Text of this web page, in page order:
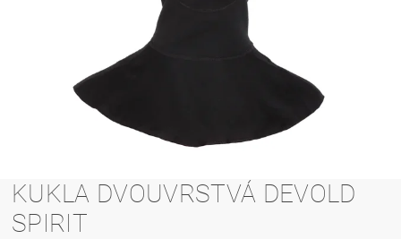
KUKLA DVOUVRSTVÁ DEVOLD
SPIRIT